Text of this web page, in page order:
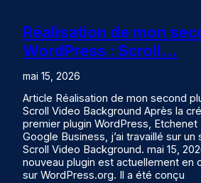
Réalisation de mon
WordPress : Scroll…
mai 15, 2026
Article Réalisation de mon second
Scroll Video Background Après la
premier plugin WordPress,
Google Business, j’ai travaillé sur
Scroll Video Background. mai 15,
nouveau plugin est actuellement en
sur WordPress.org. Il a été conçu